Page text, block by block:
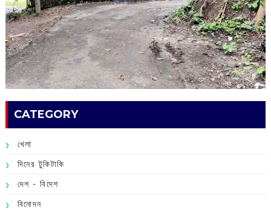
CATEGORY
খেলা
দিনের টুকিটাকি
দেশ - বিদেশ
বিনোদন